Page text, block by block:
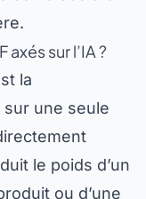
sur l’IA ?
la
une seule
le poids d’un
ou d’une